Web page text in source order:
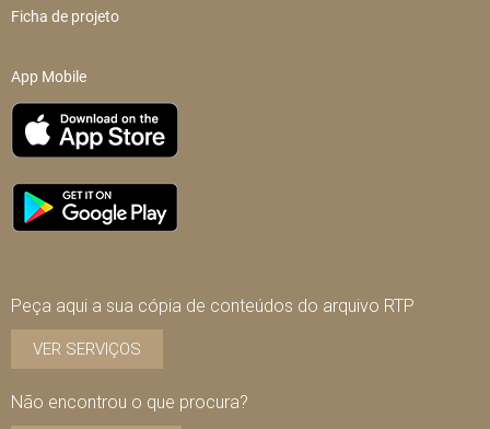
Ficha de projeto
App Mobile
Peça aqui a sua cópia de conteúdos do arquivo RTP
VER SERVIÇOS
Não encontrou o que procura?